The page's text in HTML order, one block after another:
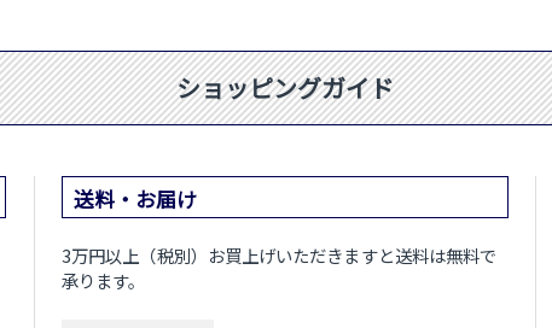
ショッピングガイド
送料・お届け
3万円以上（税別）お買上げいただきますと送料は無料で
承ります。